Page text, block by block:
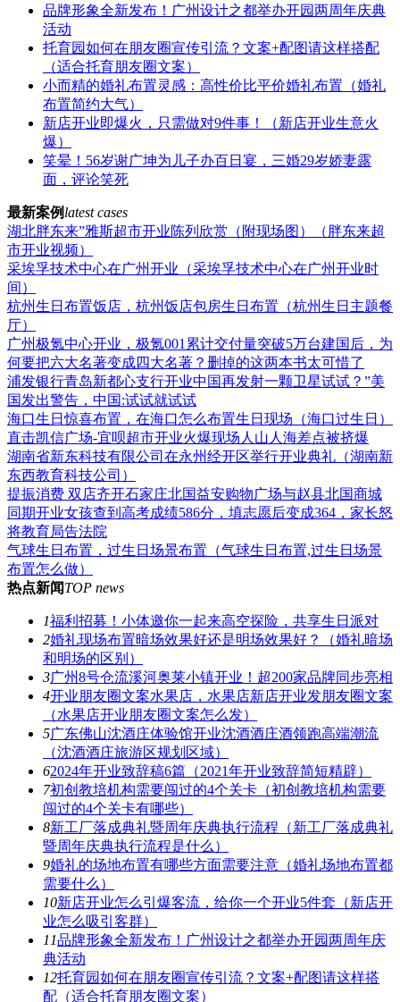
品牌形象全新发布！广州设计之都举办开园两周年庆典
活动
托育园如何在朋友圈宣传引流？文案+配图请这样搭配
（适合托育朋友圈文案）
小而精的婚礼布置灵感：高性价比平价婚礼布置（婚礼
布置简约大气）
新店开业即爆火，只需做对9件事！（新店开业生意火
爆）
笑晕！56岁谢广坤为儿子办百日宴，三婚29岁娇妻露
面，评论笑死
最新案例 latest cases
湖北胖东来”雅斯超市开业陈列欣赏（附现场图）（胖东来超
市开业视频）
采埃孚技术中心在广州开业（采埃孚技术中心在广州开业时
间）
杭州生日布置饭店，杭州饭店包房生日布置（杭州生日主题餐
厅）
广州极氪中心开业，极氪001累计交付量突破5万台建国后，为
何要把六大名著变成四大名著？删掉的这两本书太可惜了
浦发银行青岛新都心支行开业中国再发射一颗卫星试试？”美
国发出警告，中国:试试就试试
海口生日惊喜布置，在海口怎么布置生日现场（海口过生日）
直击凯信广场-宜呗超市开业火爆现场人山人海差点被挤爆
湖南省新东科技有限公司在永州经开区举行开业典礼（湖南新
东西教育科技公司）
提振消费 双店齐开石家庄北国益安购物广场与赵县北国商城
同期开业女孩查到高考成绩586分，填志愿后变成364，家长怒
将教育局告法院
气球生日布置，过生日场景布置（气球生日布置,过生日场景
布置怎么做）
热点新闻TOP news
1福利招募！小体邀你一起来高空探险，共享生日派对
2婚礼现场布置暗场效果好还是明场效果好？（婚礼暗场
和明场的区别）
3广州8号仓流溪河奥莱小镇开业！超200家品牌同步亮相
4开业朋友圈文案水果店，水果店新店开业发朋友圈文案
（水果店开业朋友圈文案怎么发）
5广东佛山沈酒庄体验馆开业沈酒酒庄酒领跑高端潮流
（沈酒酒庄旅游区规划区域）
62024年开业致辞稿6篇（2021年开业致辞简短精辟）
7初创教培机构需要闯过的4个关卡（初创教培机构需要
闯过的4个关卡有哪些）
8新工厂落成典礼暨周年庆典执行流程（新工厂落成典礼
暨周年庆典执行流程是什么）
9婚礼的场地布置有哪些方面需要注意（婚礼场地布置都
需要什么）
10新店开业怎么引爆客流，给你一个开业5件套（新店开
业怎么吸引客群）
11品牌形象全新发布！广州设计之都举办开园两周年庆
典活动
12托育园如何在朋友圈宣传引流？文案+配图请这样搭
配（适合托育朋友圈文案）